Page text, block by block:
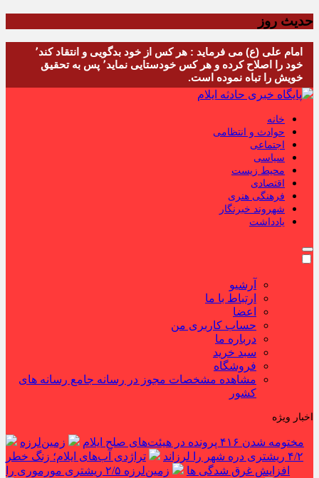
حدیث روز
امام علی (ع) می فرماید : هر کس از خود بدگویی و انتقاد کند٬
خود را اصلاح کرده و هر کس خودستایی نماید٬ پس به تحقیق
خویش را تباه نموده است.
خانه
حوادث و انتظامی
اجتماعی
سیاسی
محیط زیست
اقتصادی
فرهنگی هنری
شهروند خبرنگار
یادداشت
آرشیو
ارتباط با ما
اعضا
حساب کاربری من
درباره ما
سبد خرید
فروشگاه
مشاهده مشخصات مجوز در رسانه جامع رسانه های
کشور
اخبار ویژه
مختومه شدن ۴۱۶ پرونده در هیئت‌های صلح ایلام
زمین‌لرزه
۴/۲ ریشتری دره شهر را لرزاند
تراژدی آب‌های ایلام؛ زنگ خطر
افزایش غرق شدگی ها
زمین‌لرزه ۲/۵ ریشتری مورموری را